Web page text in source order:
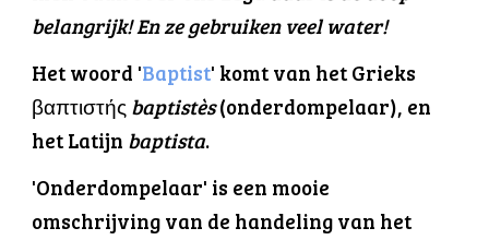
belangrijk! En ze gebruiken veel water!
Het woord 'Baptist' komt van het Grieks
βαπτιστής baptistès(onderdompelaar), en
het Latijn baptista.
'Onderdompelaar' is een mooie
omschrijving van de handeling van het